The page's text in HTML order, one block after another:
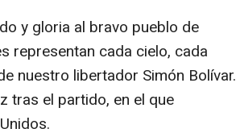
y gloria al bravo pueblo de
representan cada cielo, cada
nuestro libertador Simón Bolívar.
tras el partido, en el que